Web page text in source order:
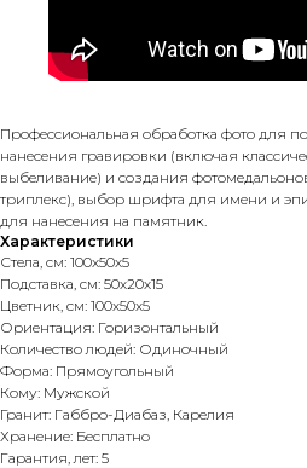
Профессиональная обработка фото для
нанесения гравировки (включая
выбеливание) и создания
триплекс), выбор шрифта для имени и
для нанесения на памятник.
Характеристики
Стела, см: 100х50х5
Подставка, см: 50х20х15
Цветник, см: 100х50х5
Ориентация: Горизонтальный
Количество людей: Одиночный
Форма: Прямоугольный
Кому: Мужской
Гранит: Габбро-Диабаз, Карелия
Хранение: Бесплатно
Гарантия, лет: 5